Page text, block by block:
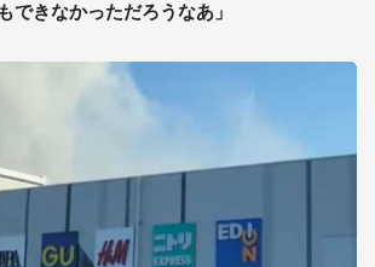
できなかっただろうなあ」